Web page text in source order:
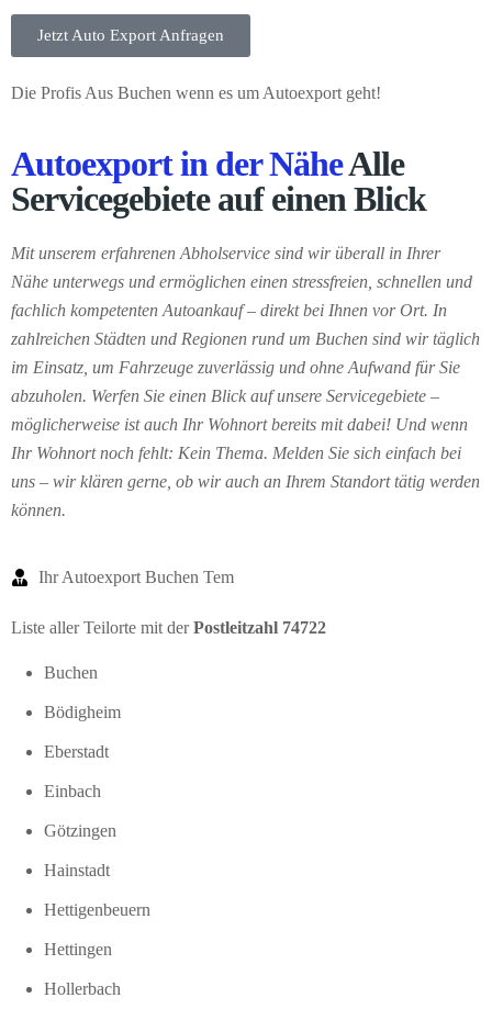
Jetzt Auto Export Anfragen
Die Profis Aus Buchen wenn es um Autoexport geht!
Autoexport in der NäheAlle
Servicegebiete auf einen Blick
Mit unserem erfahrenen Abholservice sind wir überall in Ihrer
Nähe unterwegs und ermöglichen einen stressfreien, schnellen und
fachlich kompetenten Autoankauf – direkt bei Ihnen vor Ort. In
zahlreichen Städten und Regionen rund um Buchen sind wir täglich
im Einsatz, um Fahrzeuge zuverlässig und ohne Aufwand für Sie
abzuholen. Werfen Sie einen Blick auf unsere Servicegebiete –
möglicherweise ist auch Ihr Wohnort bereits mit dabei! Und wenn
Ihr Wohnort noch fehlt: Kein Thema. Melden Sie sich einfach bei
uns – wir klären gerne, ob wir auch an Ihrem Standort tätig werden
können.
Ihr Autoexport Buchen Tem
Liste aller Teilorte mit derPostleitzahl 74722
Buchen
Bödigheim
Eberstadt
Einbach
Götzingen
Hainstadt
Hettigenbeuern
Hettingen
Hollerbach